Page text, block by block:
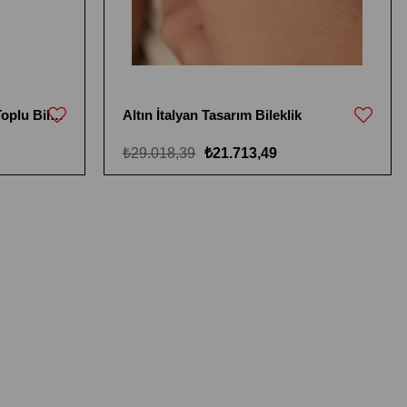
22 Ayar Çeyrek Altın Dorika Toplu Bileklik Altın İtalyan Tasarım Bileklik
₺21.713,49
₺29.018,39